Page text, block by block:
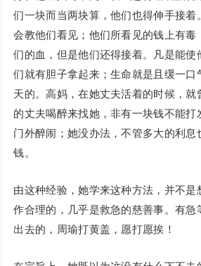
们一块而当两块算，他们也得伸手接着
会教他们看见；他们所看见的钱上有毒
们的血，但是他们还得接着。凡是能使
们就有胆子拿起来；生命就是且缓一口
天的。高妈，在她丈夫活着的时候，就
的丈夫喝醉来找她，非有一块钱不能打
门外醉闹；她没办法，不管多大的利息
钱。
由这种经验，她学来这种方法，并不是
作合理的，几乎是救急的慈善事。有急
出去的，周瑜打黄盖，愿打愿挨！